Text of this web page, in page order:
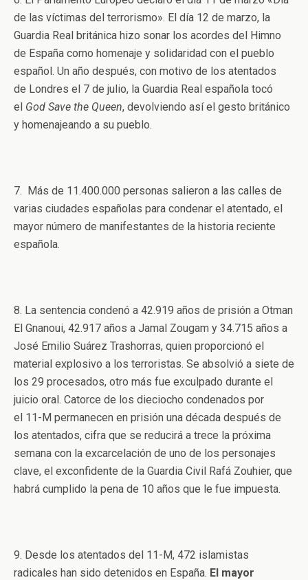
de las víctimas del terrorismo». El día 12 de marzo, la
Guardia Real británica hizo sonar los acordes del Himno
de España como homenaje y solidaridad con el pueblo
español. Un año después, con motivo de los atentados
de Londres el 7 de julio, la Guardia Real española tocó
el God Save the Queen, devolviendo así el gesto británico
y homenajeando a su pueblo.
7. Más de 11.400.000 personas salieron a las calles de
varias ciudades españolas para condenar el atentado, el
mayor número de manifestantes de la historia reciente
española.
8. La sentencia condenó a 42.919 años de prisión a Otman
El Gnanoui, 42.917 años a Jamal Zougam y 34.715 años a
José Emilio Suárez Trashorras, quien proporcionó el
material explosivo a los terroristas. Se absolvió a siete de
los 29 procesados, otro más fue exculpado durante el
juicio oral. Catorce de los dieciocho condenados por
el 11-M permanecen en prisión una década después de
los atentados, cifra que se reducirá a trece la próxima
semana con la excarcelación de uno de los personajes
clave, el exconfidente de la Guardia Civil Rafá Zouhier, que
habrá cumplido la pena de 10 años que le fue impuesta.
9. Desde los atentados del 11-M, 472 islamistas
radicales han sido detenidos en España. El mayor